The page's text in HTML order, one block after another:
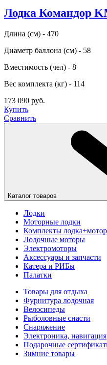
Лодка Командор
Длина (см) - 470
Диаметр баллона (см) - 58
Вместимость (чел) - 8
Вес комплекта (кг) - 114
173 090 руб.
Купить
Сравнить
Каталог товаров
Лодки
Моторные лодки
Комплекты лодка+мотор
Лодочные моторы
Электромоторы
Аксессуары и запчасти
Катера и РИБы
Палатки
Товары для отдыха
Фурнитура лодочная
Велосипеды
Рыболовные снасти
Снаряжение
Электроника, навигация
Подарочные
Зимние товары